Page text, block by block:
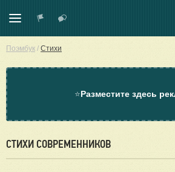
Поэмбук / Стихи
⭐Разместите здесь
СТИХИ СОВРЕМЕННИКОВ